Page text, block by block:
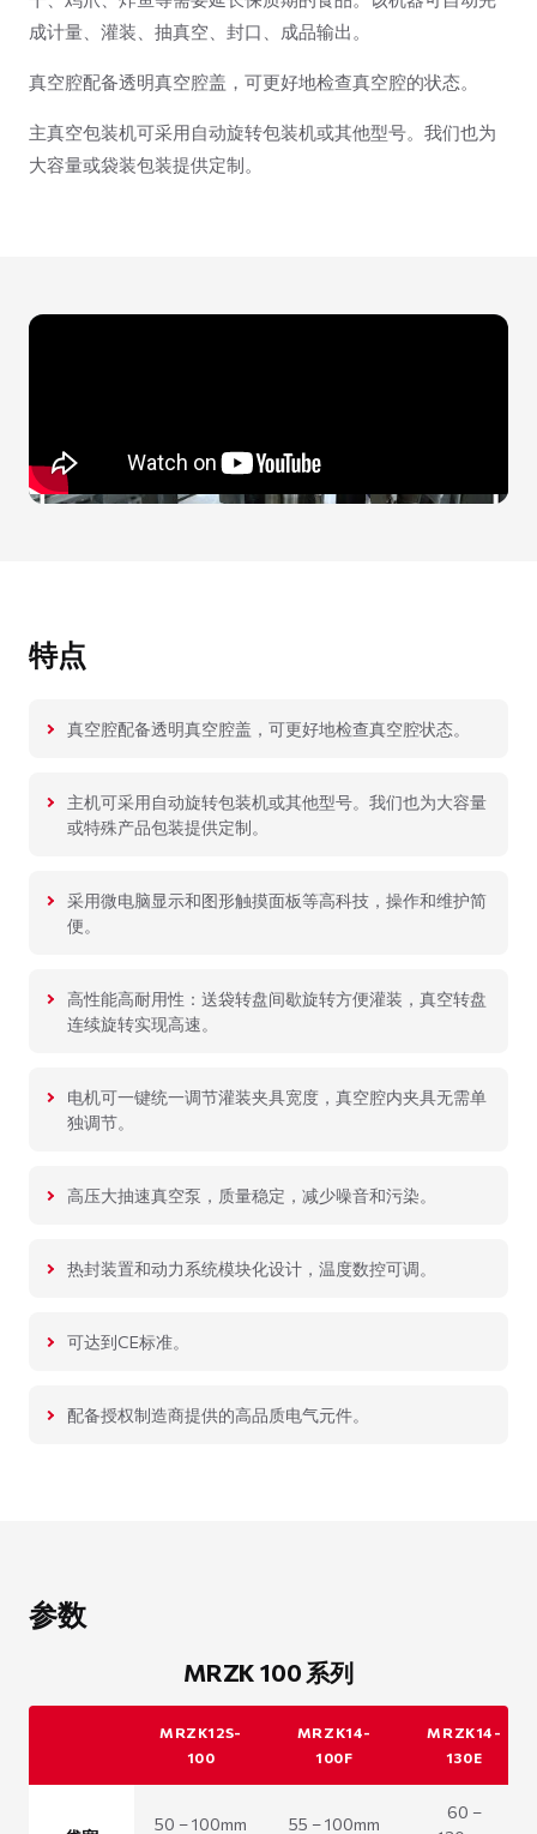
成计量、灌装、抽真空、封口、成品输出。
真空腔配备透明真空腔盖，可更好地检查真空腔的状态。
主真空包装机可采用自动旋转包装机或其他型号。我们也为
大容量或袋装包装提供定制。
特点
真空腔配备透明真空腔盖，可更好地检查真空腔状态。
主机可采用自动旋转包装机或其他型号。我们也为大容量
或特殊产品包装提供定制。
采用微电脑显示和图形触摸面板等高科技，操作和维护简
便。
高性能高耐用性：送袋转盘间歇旋转方便灌装，真空转盘
连续旋转实现高速。
电机可一键统一调节灌装夹具宽度，真空腔内夹具无需单
独调节。
高压大抽速真空泵，质量稳定，减少噪音和污染。
热封装置和动力系统模块化设计，温度数控可调。
可达到CE标准。
配备授权制造商提供的高品质电气元件。
参数
MRZK 100 系列
MRZK12S-
100
MRZK14-
100F
MRZK14-
130E
50 – 100mm 55 – 100mm
60 –